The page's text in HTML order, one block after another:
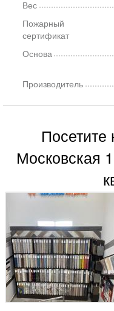
Вес
Пожарный
сертификат
Основа
Производитель
Московская